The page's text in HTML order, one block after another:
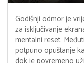
Godišnji odmor je
za isključivanje
mentalni reset.
potpuno opuštanje